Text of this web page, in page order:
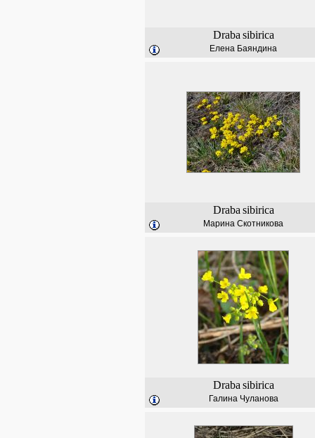
Draba sibirica
Елена Баяндина
Draba sibirica
Марина Скотникова
Draba sibirica
Галина Чуланова